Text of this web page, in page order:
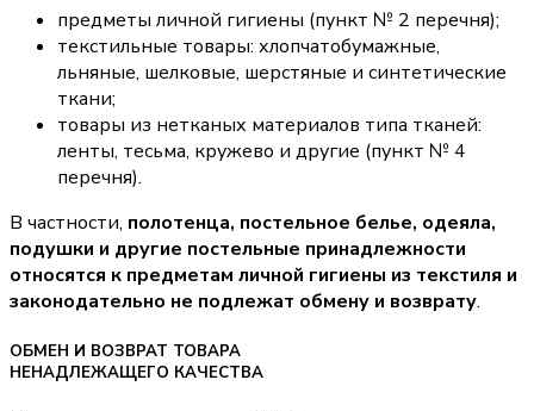
предметы личной гигиены (пункт № 2 перечня);
текстильные товары: хлопчатобумажные,
льняные, шелковые, шерстяные и синтетические
ткани;
товары из нетканых материалов типа тканей:
ленты, тесьма, кружево и другие (пункт № 4
перечня).
В частности, полотенца, постельное белье, одеяла,
подушки и другие постельные принадлежности
относятся к предметам личной гигиены из текстиля и
законодательно не подлежат обмену и возврату.
ОБМЕН И ВОЗВРАТ ТОВАРА
НЕНАДЛЕЖАЩЕГО КАЧЕСТВА